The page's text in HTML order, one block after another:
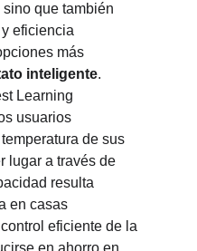
que también
eficiencia
más
inteligente.
Learning
usuarios
de sus
lugar a través de
resulta
en casas
eficiente de la
en ahorro en